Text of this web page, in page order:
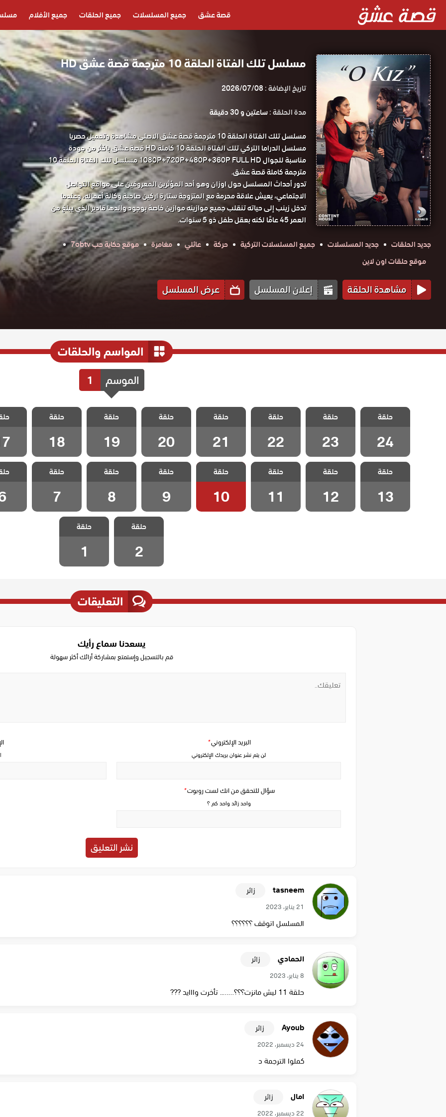
قصة عشق جميع المسلسلات جميع الحلقات جميع الأفلام
مسلسل تلك الفتاة الحلقة 10 مترجمة قصة عشق HD
تاريخ الإضافة :2026/07/08
مدة الحلقة :ساعتين و 30 دقيقة
مسلسل تلك الفتاة الحلقة 10 مترجمة قصة عشق الاصلي مشاهدة وتحميل حصريا
مسلسل الدراما التركي تلك الفتاة الحلقة 10 كاملة HD قصة عشق باكثر من جودة
مناسبة للجوال 1080P+720P+480P+360P FULL HD مسلسل تلك الفتاة الحلقة 10
مترجمة كاملة قصة عشق.
تدور أحداث المسلسل حول اوزان وهو أحد المؤثرين المعروفين على مواقع التواصل
الاجتماعي، يعيش علاقة محرمة مع المتزوجة ستارة اركين صاحبة وكالة أعماله، وعندما
تدخل زينب إلى حياته تنقلب جميع موازينه موازين خاصة بوجود والدها قادير الذي يبلغ من
العمر 45 عامًا لكنه بعقل طفل ذو 5 سنوات.
جديد الحلقات
جديد المسلسلات جميع المسلسلات التركية حركة عائلي مغامرة
موقع حكاية حب 7obtv
موقع حلقات اون لاين
مشاهدة الحلقة إعلان المسلسل عرض المسلسل
المواسم والحلقات
الموسم 1
مسلسل تلك
والاخيرة
حلقة
24
مسلسل تلك
الفتاة الحلقة 23
حلقة
23
مسلسل تلك
الفتاة الحلقة 22
حلقة
22
مسلسل تلك
الفتاة الحلقة 21
حلقة
21
مسلسل تلك
الفتاة الحلقة 20
حلقة
20
مسلسل تلك
الفتاة الحلقة 19
حلقة
19
مسلسل تلك
الفتاة الحلقة 18
حلقة
18
الفتاة
مسلسل تلك
الفتاة الحلقة 13
حلقة
13
مسلسل تلك
الفتاة الحلقة 12
حلقة
12
مسلسل تلك
الفتاة الحلقة 11
حلقة
11
مسلسل تلك
الفتاة الحلقة 10
حلقة
10
مسلسل تلك
الفتاة الحلقة 9
حلقة
9
مسلسل تلك
الفتاة الحلقة 8
حلقة
8
مسلسل تلك
الفتاة الحلقة 7
حلقة
7
الفتاة
مسلسل تلك
الفتاة الحلقة 2
حلقة
2
مسلسل تلك
الفتاة الحلقة 1
حلقة
1
التعليقات
يسعدنا سماع رأيك
قم بالتسجيل وإستمتع بمشاركة أرائك أكثر سهولة
سؤال للتحقق من انك لست روبوت*
واحد زائد واحد كم ؟
البريد الإلكتروني*
لن يتم نشر عنوان بريدك الإلكتروني
tasneem زائر
21 يناير، 2023
المسلسل اتوقف ؟؟؟؟؟؟
الحمادي زائر
8 يناير، 2023
حلقة 11 ليش مانزت؟؟؟…….. تأخرت وااايد ???
Ayoub زائر
24 ديسمبر، 2022
كملوا الترجمة د
امال زائر
22 ديسمبر، 2022